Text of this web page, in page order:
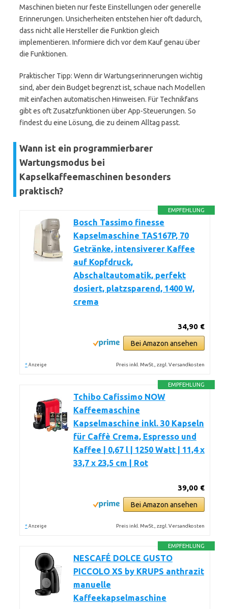
Maschinen bieten nur feste Einstellungen oder generelle
Erinnerungen. Unsicherheiten entstehen hier oft dadurch,
dass nicht alle Hersteller die Funktion gleich
implementieren. Informiere dich vor dem Kauf genau über
die Funktionen.
Praktischer Tipp: Wenn dir Wartungserinnerungen wichtig
sind, aber dein Budget begrenzt ist, schaue nach Modellen
mit einfachen automatischen Hinweisen. Für Technikfans
gibt es oft Zusatzfunktionen über App-Steuerungen. So
findest du eine Lösung, die zu deinem Alltag passt.
Wann ist ein programmierbarer
Wartungsmodus bei
Kapselkaffeemaschinen besonders
praktisch?
EMPFEHLUNG
Bosch Tassimo finesse
Kapselmaschine TAS167P, 70
Getränke, intensiverer Kaffee
auf Kopfdruck,
Abschaltautomatik, perfekt
dosiert, platzsparend, 1400 W,
crema
34,90 €
Bei Amazon ansehen
* Anzeige Preis inkl. MwSt., zzgl. Versandkosten
EMPFEHLUNG
Tchibo Cafissimo NOW
Kaffeemaschine
Kapselmaschine inkl. 30 Kapseln
für Caffè Crema, Espresso und
Kaffee | 0,67 l | 1250 Watt | 11,4 x
33,7 x 23,5 cm | Rot
39,00 €
Bei Amazon ansehen
* Anzeige Preis inkl. MwSt., zzgl. Versandkosten
EMPFEHLUNG
NESCAFÉ DOLCE GUSTO
PICCOLO XS by KRUPS anthrazit
manuelle
Kaffeekapselmaschine